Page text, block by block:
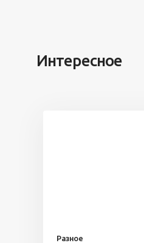
Интересное
Разное